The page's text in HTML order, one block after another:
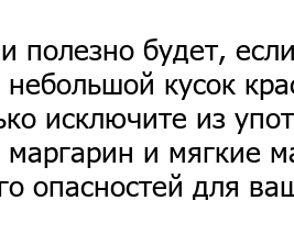
полезно будет,
небольшой кусок
исключите из
и мягкие
опасностей для